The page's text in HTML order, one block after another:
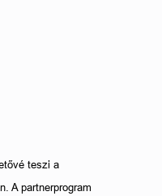
teszi a
A partnerprogram